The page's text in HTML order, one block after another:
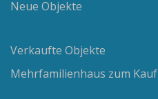
Neue Objekte
Verkaufte Objekte
Mehrfamilienhaus zum Kauf